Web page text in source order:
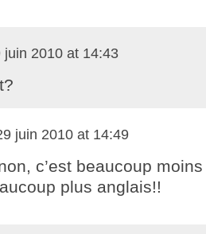
juin 2010 at 14:43
juin 2010 at 14:49
c’est beaucoup
plus anglais!!